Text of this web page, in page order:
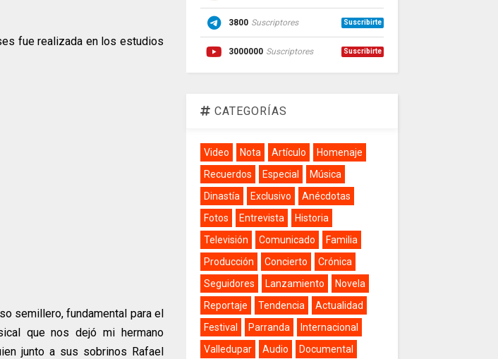
fue realizada en los estudios
semillero, fundamental para el
que nos dejó mi hermano
junto a sus sobrinos Rafael
3800 Suscriptores Suscribirte
3000000 Suscriptores Suscribirte
CATEGORÍAS
Video Nota Artículo
Homenaje
Recuerdos
Especial
Música
Dinastía
Exclusivo
Anécdotas
Fotos
Entrevista
Historia
Televisión
Comunicado
Familia
Producción
Concierto
Crónica
Seguidores
Lanzamiento
Novela
Reportaje
Tendencia
Actualidad
Festival
Parranda
Internacional
Valledupar
Audio
Documental